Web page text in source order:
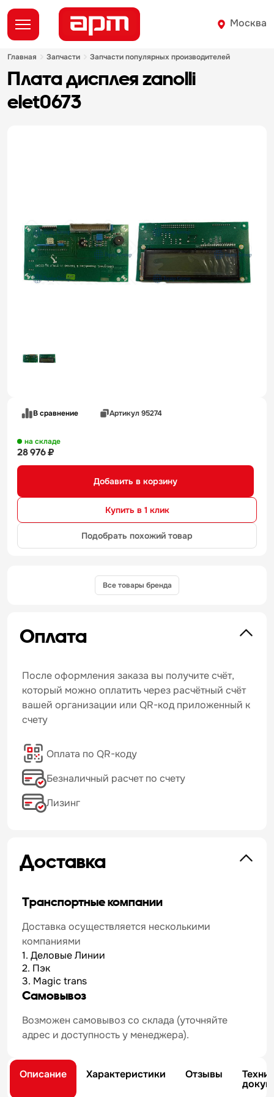
Москва
главная запчасти запчасти популярных производителей
плата дисплея zanolli
elet0673
В сравнение Артикул 95274
на складе
28 976 ₽
Добавить в корзину
Купить в 1 клик
Подобрать похожий товар
Все товары бренда
Оплата
После оформления заказа вы получите счёт,
который можно оплатить через расчётный счёт
вашей организации или QR-код приложенный к
счету
Оплата по QR-коду
Безналичный расчет по счету
Лизинг
Доставка
Транспортные компании
Доставка осуществляется несколькими
компаниями
1. Деловые Линии
2. Пэк
3. Magic trans
Самовывоз
Возможен самовывоз со склада (уточняйте
адрес и доступность у менеджера).
Описание Характеристики Отзывы